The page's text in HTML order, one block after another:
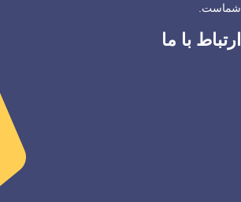
شماست.
ارتباط با ما